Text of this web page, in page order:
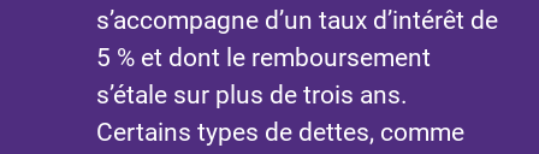
s’accompagne d’un taux d’intérêt de
5 % et dont le remboursement
s’étale sur plus de trois ans.
Certains types de dettes, comme